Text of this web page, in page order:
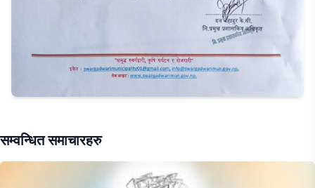
सम्वन्धित समाचारहरु